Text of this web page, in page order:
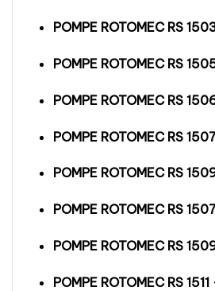
POMPE ROTOMEC RS
POMPE ROTOMEC RS
POMPE ROTOMEC RS
POMPE ROTOMEC RS
POMPE ROTOMEC RS
POMPE ROTOMEC RS
POMPE ROTOMEC RS
POMPE ROTOMEC RS